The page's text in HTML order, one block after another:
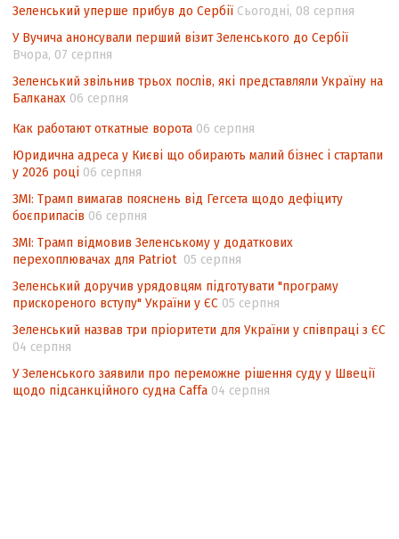
Угоди про торговельні аспекти прав
інтелектуальної власності (TRIPS) у
контексті євроінтеграції
Аналіз виборчого законодавства щодо
невизначеності механізму повторного
Інформаційна безпека суспільства
Зеленський уперше прибув до Сербії Сьогодні, 08 серпня
У Вучича анонсували перший візит Зеленського до Сербії
Вчора, 07 серпня
Зеленський звільнив трьох послів, які представляли Україну на
Балканах 06 серпня
Как работают откатные ворота 06 серпня
Юридична адреса у Києві що обирають малий бізнес і стартапи
у 2026 році 06 серпня
ЗМІ: Трамп вимагав пояснень від Гегсета щодо дефіциту
боєприпасів 06 серпня
ЗМІ: Трамп відмовив Зеленському у додаткових
перехоплювачах для Patriot 05 серпня
Зеленський доручив урядовцям підготувати "програму
прискореного вступу" України у ЄС 05 серпня
Зеленський назвав три пріоритети для України у співпраці з ЄС
04 серпня
У Зеленського заявили про переможне рішення суду у Швеції
щодо підсанкційного судна Caffa 04 серпня